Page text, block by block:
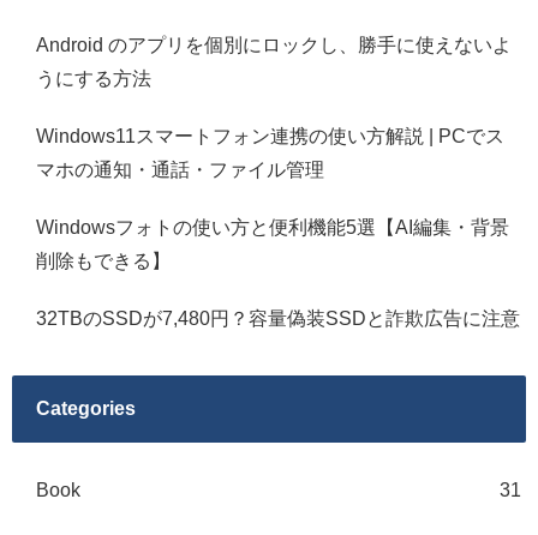
Android のアプリを個別にロックし、勝手に使えないよ
うにする方法
Windows11スマートフォン連携の使い方解説 | PCでス
マホの通知・通話・ファイル管理
Windowsフォトの使い方と便利機能5選【AI編集・背景
削除もできる】
32TBのSSDが7,480円？容量偽装SSDと詐欺広告に注意
Categories
Book 31